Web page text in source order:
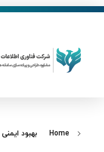
Home بهبود ایمنی